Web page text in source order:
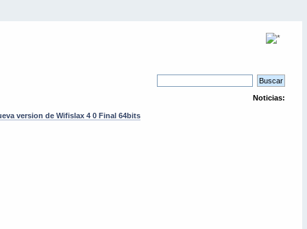
Noticias:
version de Wifislax 4 0 Final 64bits